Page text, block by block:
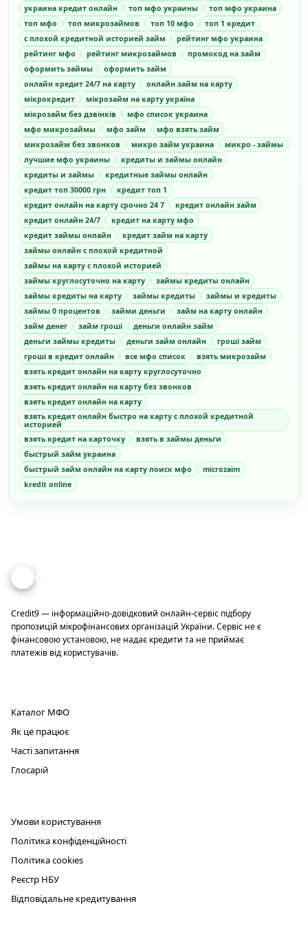
украина кредит онлайн
топ мфо украины
топ мфо украина
топ мфо
топ микрозаймов топ 10 мфо
топ 1 кредит
с плохой кредитной историей займ
рейтинг мфо украина
рейтинг мфо
рейтинг микрозаймов
промокод на займ
оформить займы
оформить займ
онлайн кредит 24/7 на карту
онлайн займ на карту
мікрокредит
мікрозайм на карту україна
мікрозайм без дзвінків
мфо список украина
мфо микрозаймы
мфо займ
мфо взять займ
микрозайм без звонков
микро займ украина
микро - займы
лучшие мфо украины
кредиты и займы онлайн
кредиты и займы
кредитные займы онлайн
кредит топ 30000 грн
кредит топ 1
кредит онлайн на карту срочно 24 7
кредит онлайн займ
кредит онлайн 24/7
кредит на карту мфо
кредит займы онлайн
кредит займ на карту
займы онлайн с плохой кредитной
займы на карту с плохой историей
займы круглосуточно на карту
займы кредиты онлайн
займы кредиты на карту
займы кредиты
займы и кредиты
займы 0 процентов
займи деньги
займ на карту онлайн
займ денег
займ гроші
деньги онлайн займ
деньги займы кредиты
деньги займ онлайн
гроші займ
гроші в кредит онлайн
все мфо список
взять микрозайм
взять кредит онлайн на карту круглосуточно
взять кредит онлайн на карту без звонков
взять кредит онлайн на карту
взять кредит онлайн быстро на карту с плохой кредитной
историей
взять кредит на карточку
взять в займы деньги
быстрый займ украина
быстрый займ онлайн на карту поиск мфо
microzaim
kredit online
Credit
Credit9 — інформаційно-довідковий онлайн-сервіс підбору
пропозицій мікрофінансових організацій України. Сервіс не є
фінансовою установою, не надає кредити та не приймає
платежів від користувачів.
Каталог МФО
Як це працює
Часті запитання
Глосарій
Умови користування
Політика конфіденційності
Політика cookies
Реєстр НБУ
Відповідальне кредитування